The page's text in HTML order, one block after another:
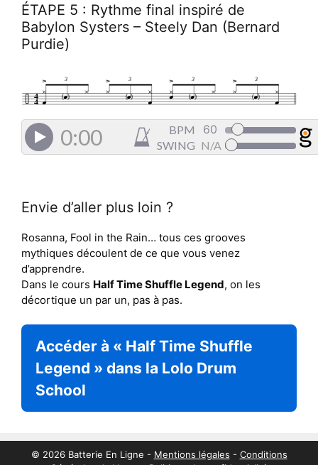
ÉTAPE 5 : Rythme final inspiré de
Babylon Systers – Steely Dan (Bernard
Purdie)
3 3 3 3
4
4
( ) ( ) ( ) ( )
0:00
BPM
SWING N/A
Envie d’aller plus loin ?
Rosanna, Fool in the Rain… tous ces grooves
mythiques découlent de ce que vous venez
d’apprendre.
Dans le cours Half Time Shuffle Legend, on les
décortique un par un, pas à pas.
Accéder à « Half Time Shuffle
Legend » dans la Lolo Drum
School
© 2026 Batterie En Ligne - Mentions légales - Conditions